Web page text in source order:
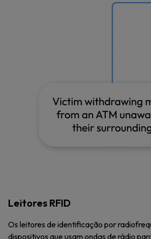
Leitores RFID
Os leitores de identificação por
dispositivos que usam ondas de rádio